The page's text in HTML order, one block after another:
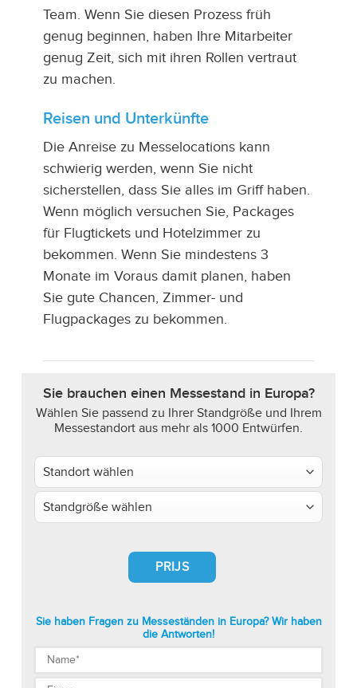
Team. Wenn Sie diesen Prozess früh
genug beginnen, haben Ihre Mitarbeiter
genug Zeit, sich mit ihren Rollen vertraut
zu machen.
Reisen und Unterkünfte
Die Anreise zu Messelocations kann
schwierig werden, wenn Sie nicht
sicherstellen, dass Sie alles im Griff haben.
Wenn möglich versuchen Sie, Packages
für Flugtickets und Hotelzimmer zu
bekommen. Wenn Sie mindestens 3
Monate im Voraus damit planen, haben
Sie gute Chancen, Zimmer- und
Flugpackages zu bekommen.
Sie brauchen einen Messestand in Europa?
Wählen Sie passend zu Ihrer Standgröße und Ihrem
Messestandort aus mehr als 1000 Entwürfen.
PRIJS
Sie haben Fragen zu Messeständen in Europa? Wir haben
die Antworten!